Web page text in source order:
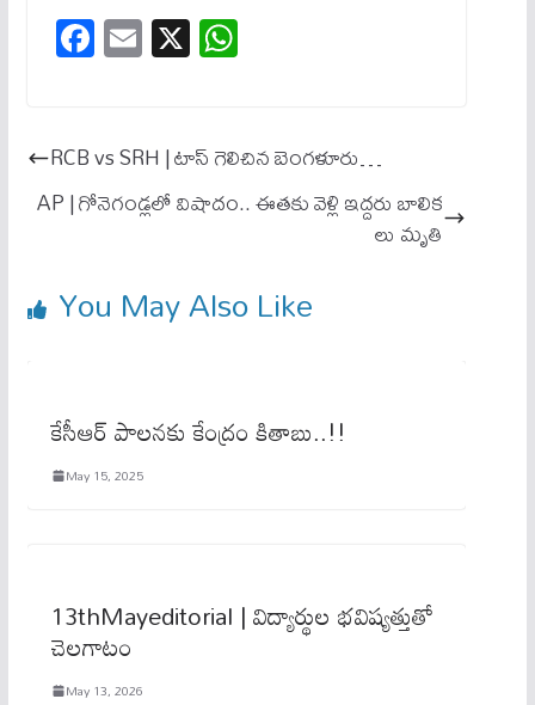
Fa
ce
ok
E
m
X W
ha
A
pp
RCB vs SRH | టాస్ గెలిచిన బెంగ‌ళూరు…
AP | గోనెగండ్లలో విషాదం.. ఈతకు వెళ్లి ఇద్దరు బాలిక
లు మృతి
You May Also Like
కేసీఆర్‌ పాలనకు కేంద్రం కితాబు..!!
May 15, 2025
13thMayeditorial | విద్యార్థుల భవిష్యత్తుతో
చెలగాటం
May 13, 2026